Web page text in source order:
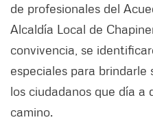
de profesionales del
Alcaldía Local de
convivencia, se
especiales para
los ciudadanos que día a
camino.